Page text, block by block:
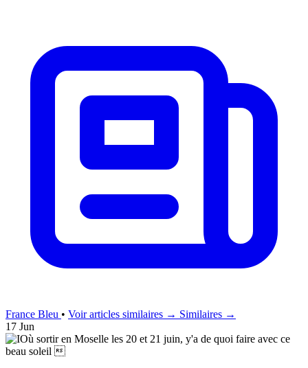
France Bleu • Voir articles similaires → Similaires →
17 Jun